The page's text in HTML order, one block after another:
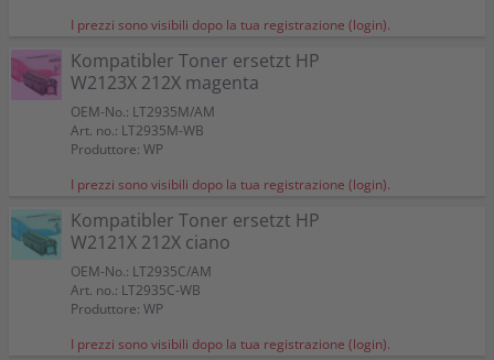
I prezzi sono visibili dopo la tua registrazione (login).
Kompatibler Toner ersetzt HP
W2123X 212X magenta
OEM-No.: LT2935M/AM
Art. no.: LT2935M-WB
Produttore: WP
I prezzi sono visibili dopo la tua registrazione (login).
Kompatibler Toner ersetzt HP
W2121X 212X ciano
OEM-No.: LT2935C/AM
Art. no.: LT2935C-WB
Produttore: WP
I prezzi sono visibili dopo la tua registrazione (login).